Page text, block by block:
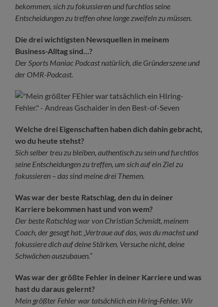
bekommen, sich zu fokussieren und furchtlos seine
Entscheidungen zu treffen ohne lange zweifeln zu müssen.
Die drei wichtigsten Newsquellen in meinem
Business-Alltag sind…?
Der Sports Maniac Podcast natürlich, die Gründerszene und
der OMR-Podcast.
Welche drei Eigenschaften haben dich dahin gebracht,
wo du heute stehst?
Sich selber treu zu bleiben, authentisch zu sein und furchtlos
seine Entscheidungen zu treffen, um sich auf ein Ziel zu
fokussieren – das sind meine drei Themen.
Was war der beste Ratschlag, den du in deiner
Karriere bekommen hast und von wem?
Der beste Ratschlag war von Christian Schmidt, meinem
Coach, der gesagt hat: „Vertraue auf das, was du machst und
fokussiere dich auf deine Stärken. Versuche nicht, deine
Schwächen auszubauen.“
Was war der größte Fehler in deiner Karriere und was
hast du daraus gelernt?
Mein größter Fehler war tatsächlich ein Hiring-Fehler. Wir